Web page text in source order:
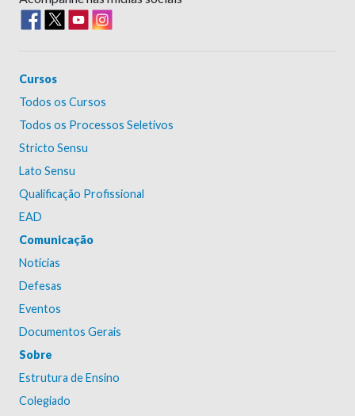
Cursos
Todos os Cursos
Todos os Processos Seletivos
Stricto Sensu
Lato Sensu
Qualificação Profissional
EAD
Comunicação
Notícias
Defesas
Eventos
Documentos Gerais
Sobre
Estrutura de Ensino
Colegiado